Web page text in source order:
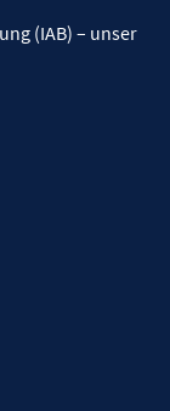
(IAB) – unser